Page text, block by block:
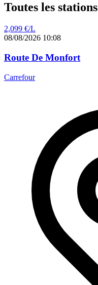
Toutes les stations
2,099 €/L
08/08/2026 10:08
Route De Monfort
Carrefour